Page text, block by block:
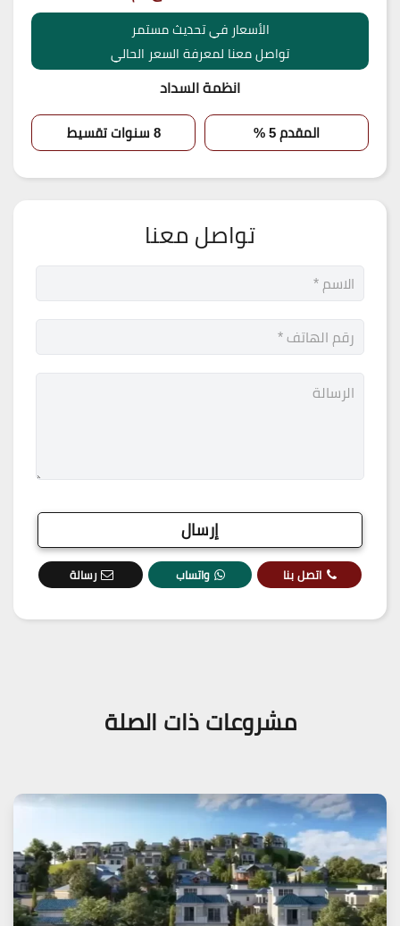
الأسعار في تحديث مستمر
تواصل معنا لمعرفة السعر الحالي
انظمة السداد
المقدم 5 % 8 سنوات تقسيط
تواصل معنا
اتصل بنا واتساب رسالة
مشروعات ذات الصلة